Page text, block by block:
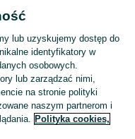
Szeroki wybór szortów damskich Śrem ▶️ jeansowe, dresowe, koronkowe i letnie ✅ Nowe i używane w atrakcyjnych cenach ✌ Znajdź oferty na OLX.pl! Zobacz
lub uzyskujemy dostęp do
identyfikatory w
osobowych.
lub zarządzać nimi,
na stronie polityki
naszym partnerom i
Polityka cookies,